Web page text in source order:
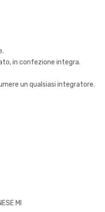
in confezione integra.
un qualsiasi integratore.
MI